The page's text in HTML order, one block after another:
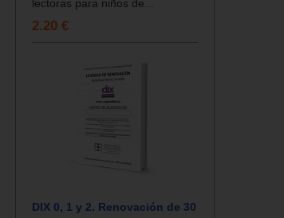
lectoras para niños de...
2.20 €
DIX 0, 1 y 2. Renovación de 30